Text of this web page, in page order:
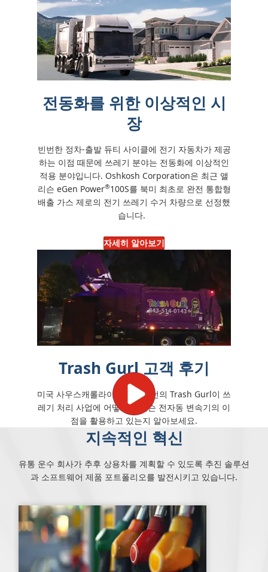
전동화를 위한 이상적인 시
장
빈번한 정차-출발 듀티 사이클에 전기 자동차가 제공
하는 이점 때문에 쓰레기 분야는 전동화에 이상적인
적용 분야입니다. Oshkosh Corporation은 최근 앨
리슨 eGen Power®100S를 북미 최초로 완전 통합형
배출 가스 제로의 전기 쓰레기 수거 차량으로 선정했
습니다.
자세히 알아보기
Trash Gurl 고객 후기
미국 사우스캐롤라이나주 찰스턴의 Trash Gurl이 쓰
레기 처리 사업에 어떻게 앨리슨 전자동 변속기의 이
점을 활용하고 있는지 알아보세요.
지속적인 혁신
유통 운수 회사가 추후 상용차를 계획할 수 있도록 추진 솔루션
과 소프트웨어 제품 포트폴리오를 발전시키고 있습니다.